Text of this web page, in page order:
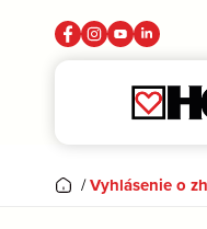
/Vyhlásenie o